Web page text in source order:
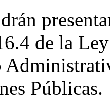
de la
Públicas.